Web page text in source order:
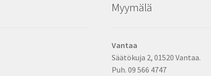
Myymälä
Vantaa
Säätökuja 2, 01520 Vantaa.
Puh. 09 566 4747